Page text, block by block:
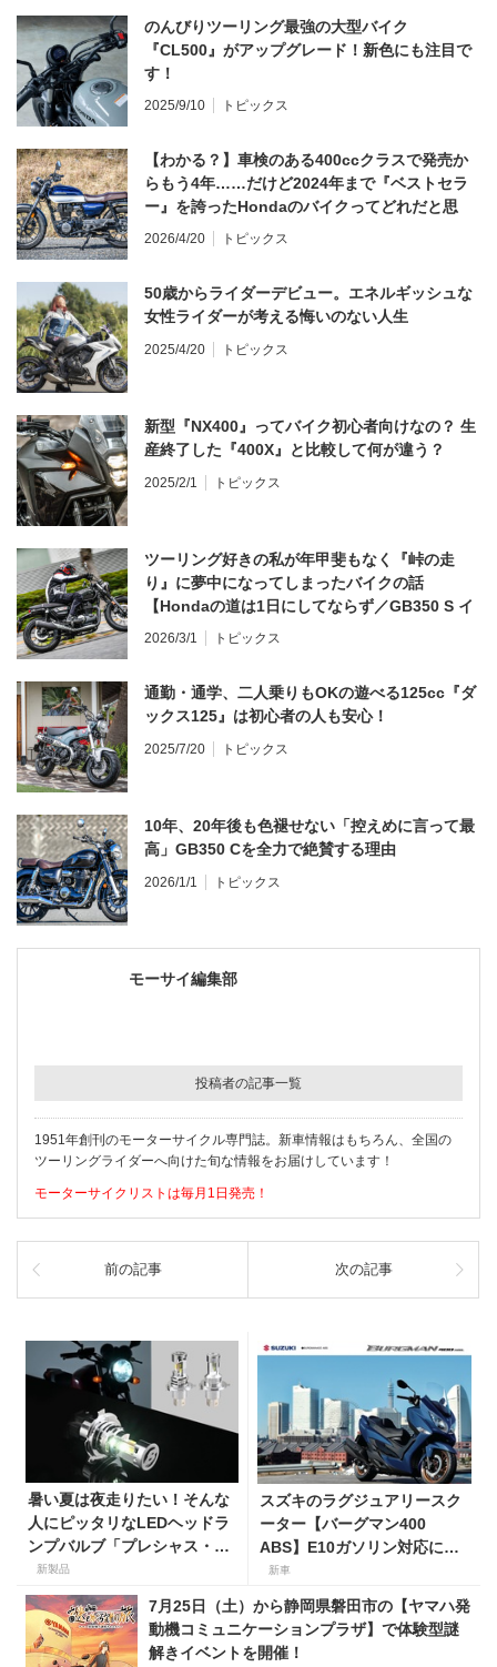
のんびりツーリング最強の大型バイク
『CL500』がアップグレード！新色にも注目で
す！
2025/9/10 トピックス
【わかる？】車検のある400ccクラスで発売か
らもう4年……だけど2024年まで『ベストセラ
ー』を誇ったHondaのバイクってどれだと思
う？
2026/4/20 トピックス
50歳からライダーデビュー。エネルギッシュな
女性ライダーが考える悔いのない人生
2025/4/20 トピックス
新型『NX400』ってバイク初心者向けなの？ 生
産終了した『400X』と比較して何が違う？
2025/2/1 トピックス
ツーリング好きの私が年甲斐もなく『峠の走
り』に夢中になってしまったバイクの話
【Hondaの道は1日にしてならず／GB350 S イ
ンプレ・レビュー 前編】
2026/3/1 トピックス
通勤・通学、二人乗りもOKの遊べる125cc『ダ
ックス125』は初心者の人も安心！
2025/7/20 トピックス
10年、20年後も色褪せない「控えめに言って最
高」GB350 Cを全力で絶賛する理由
2026/1/1 トピックス
モーサイ編集部
投稿者の記事一覧
1951年創刊のモーターサイクル専門誌。新車情報はもちろん、全国の
ツーリングライダーへ向けた旬な情報をお届けしています！
モーターサイクリストは毎月1日発売！
前の記事 次の記事
暑い夏は夜走りたい！そんな
人にピッタリなLEDヘッドラ
ンプバルブ「プレシャス・レ
イ ZX」が【デイトナ】から
登場
新製品
スズキのラグジュアリースク
ーター【バーグマン400
ABS】E10ガソリン対応に仕
様変更して発売。価格は据え
置きの98万100円！
新車
7月25日（土）から静岡県磐田市の【ヤマハ発
動機コミュニケーションプラザ】で体験型謎
解きイベントを開催！